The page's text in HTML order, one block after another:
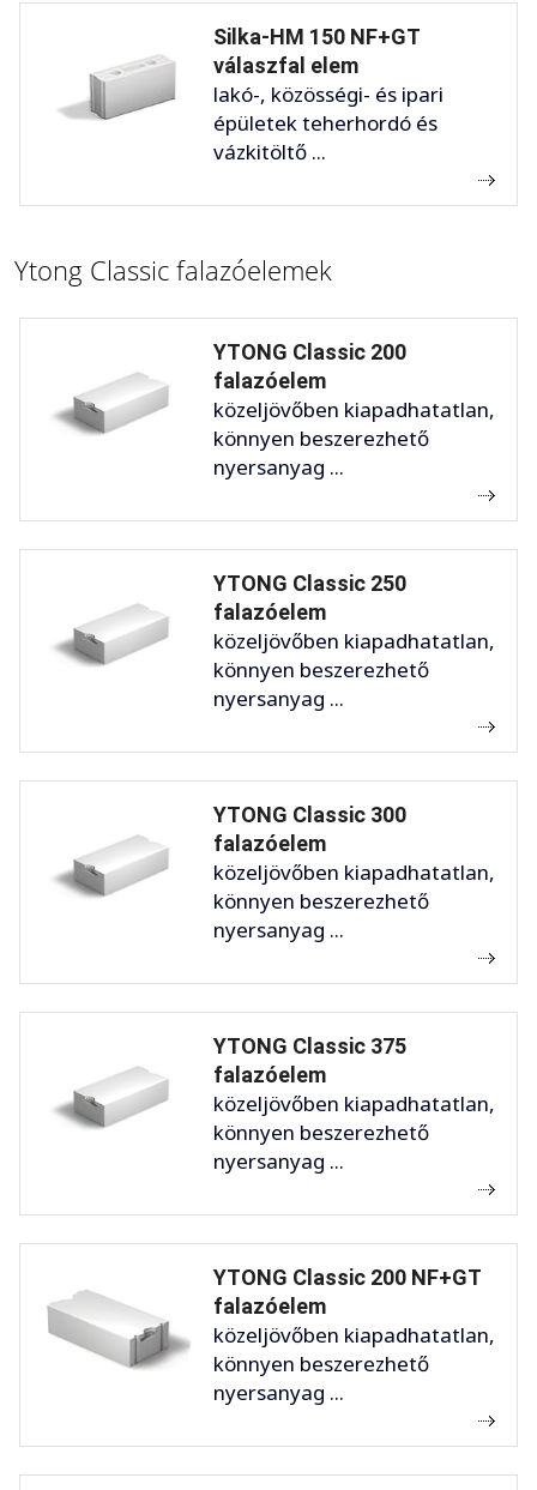
Silka-HM 150 NF+GT
válaszfal elem
lakó-, közösségi- és ipari
épületek teherhordó és
vázkitöltő ...
Ytong Classic falazóelemek
YTONG Classic 200
falazóelem
közeljövőben kiapadhatatlan,
könnyen beszerezhető
nyersanyag ...
YTONG Classic 250
falazóelem
közeljövőben kiapadhatatlan,
könnyen beszerezhető
nyersanyag ...
YTONG Classic 300
falazóelem
közeljövőben kiapadhatatlan,
könnyen beszerezhető
nyersanyag ...
YTONG Classic 375
falazóelem
közeljövőben kiapadhatatlan,
könnyen beszerezhető
nyersanyag ...
YTONG Classic 200 NF+GT
falazóelem
közeljövőben kiapadhatatlan,
könnyen beszerezhető
nyersanyag ...